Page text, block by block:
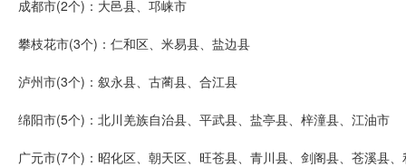
成都市(2个)：大邑县、邛崃市
攀枝花市(3个)：仁和区、米易县、盐边县
泸州市(3个)：叙永县、古蔺县、合江县
绵阳市(5个)：北川羌族自治县、平武县、盐亭县、梓潼县、江油市
广元市(7个)：昭化区、朝天区、旺苍县、青川县、剑阁县、苍溪县